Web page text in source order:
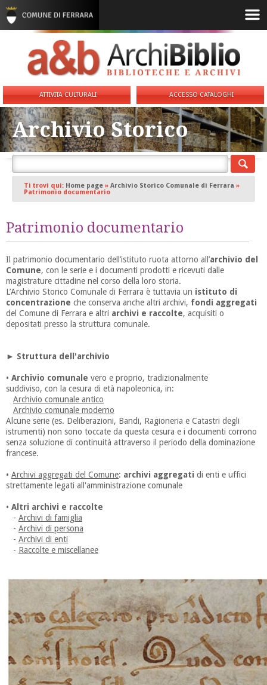
ATTIVITA CULTURALI ACCESSO CATALOGHI
Archivio Storico
Ti trovi qui: Home page » Archivio Storico Comunale di Ferrara »
Patrimonio documentario
Patrimonio documentario
Il patrimonio documentario dell’istituto ruota attorno all’archivio del
Comune, con le serie e i documenti prodotti e ricevuti dalle
magistrature cittadine nel corso della loro storia.
L’Archivio Storico Comunale di Ferrara è tuttavia un istituto di
concentrazione che conserva anche altri archivi, fondi aggregati
del Comune di Ferrara e altri archivi e raccolte, acquisiti o
depositati presso la struttura comunale.
► Struttura dell'archivio
• Archivio comunale vero e proprio, tradizionalmente
suddiviso, con la cesura di età napoleonica, in:
Archivio comunale antico
Archivio comunale moderno
Alcune serie (es. Deliberazioni, Bandi, Ragioneria e Catastri degli
istrumenti) non sono toccate da questa cesura e i documenti corrono
senza soluzione di continuità attraverso il periodo della dominazione
francese.
• Archivi aggregati del Comune: archivi aggregati di enti e uffici
strettamente legati all'amministrazione comunale
• Altri archivi e raccolte
- Archivi di famiglia
- Archivi di persona
- Archivi di enti
- Raccolte e miscellanee